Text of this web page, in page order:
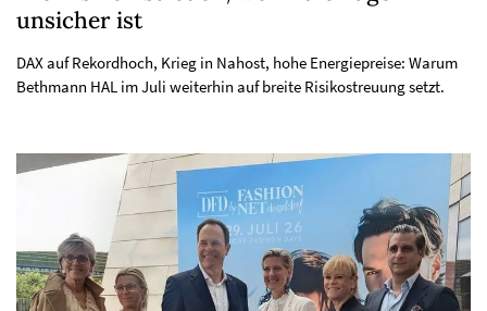
unsicher ist
DAX auf Rekordhoch, Krieg in Nahost, hohe Energiepreise: Warum
Bethmann HAL im Juli weiterhin auf breite Risikostreuung setzt.